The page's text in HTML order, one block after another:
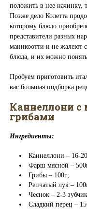
положить в нее начинку,
Позже дело Колетта
которому блюдо
представители разных
маникоотти и не жалеют
блюда, и их можно понять:
Пробуем приготовить
вас большая подборка
Каннеллони
грибами
Ингредиенты:
Каннеллони – 16-
Фарш мясной –
Грибы – 100г;
Репчатый лук –
Чеснок – 2-3
Сладкий перец –